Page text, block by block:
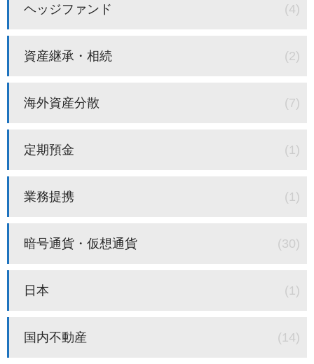
ヘッジファンド (4)
資産継承・相続 (2)
海外資産分散 (7)
定期預金 (1)
業務提携 (1)
暗号通貨・仮想通貨 (30)
日本 (1)
国内不動産 (14)